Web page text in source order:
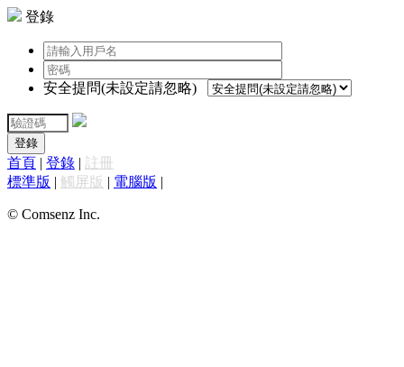
登錄
安全提問(未設定請忽略)
登錄
首頁 | 登錄 | 註冊
標準版 | 觸屏版 | 電腦版 |
© Comsenz Inc.